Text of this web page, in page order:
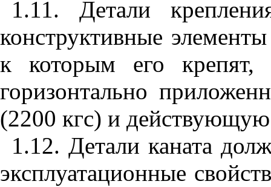
1.11. Детали
конструктивные
к которым его
горизонтально
(2200 кгс) и действующую
1.12. Детали каната
эксплуатационные